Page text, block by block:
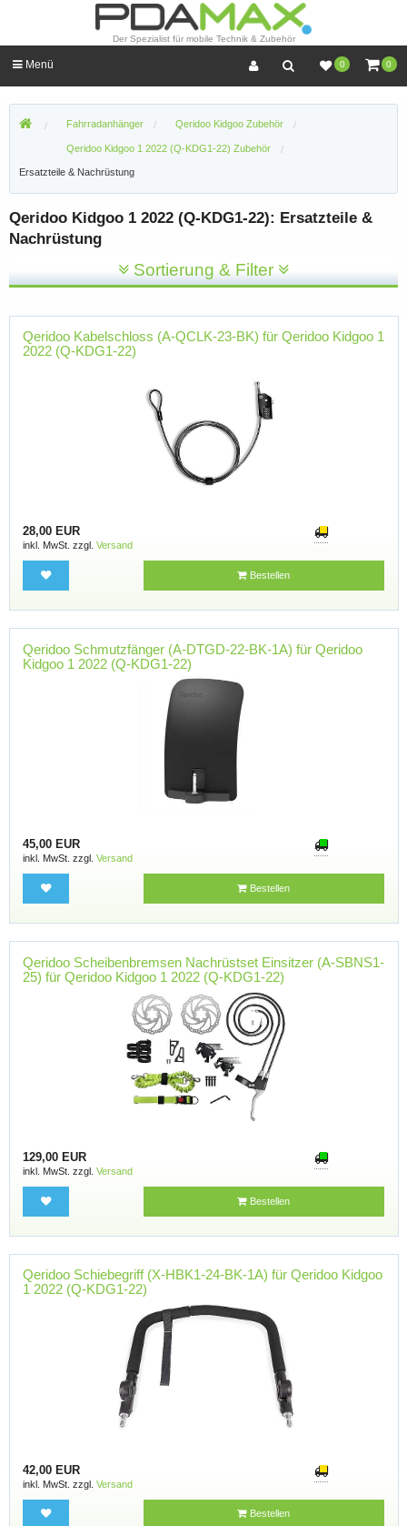
Der Spezialist für mobile Technik & Zubehör
0 0
Menü
Fahrradanhänger Qeridoo Kidgoo Zubehör
Qeridoo Kidgoo 1 2022 (Q-KDG1-22) Zubehör
Ersatzteile & Nachrüstung
Qeridoo Kidgoo 1 2022 (Q-KDG1-22): Ersatzteile &
Nachrüstung
Sortierung & Filter
Qeridoo Kabelschloss (A-QCLK-23-BK) für Qeridoo Kidgoo 1
2022 (Q-KDG1-22)
28,00 EUR
inkl. MwSt. zzgl. Versand
Bestellen
Qeridoo Schmutzfänger (A-DTGD-22-BK-1A) für Qeridoo
Kidgoo 1 2022 (Q-KDG1-22)
45,00 EUR
inkl. MwSt. zzgl. Versand
Bestellen
Qeridoo Scheibenbremsen Nachrüstset Einsitzer (A-SBNS1-
25) für Qeridoo Kidgoo 1 2022 (Q-KDG1-22)
129,00 EUR
inkl. MwSt. zzgl. Versand
Bestellen
Qeridoo Schiebegriff (X-HBK1-24-BK-1A) für Qeridoo Kidgoo
1 2022 (Q-KDG1-22)
42,00 EUR
inkl. MwSt. zzgl. Versand
Bestellen